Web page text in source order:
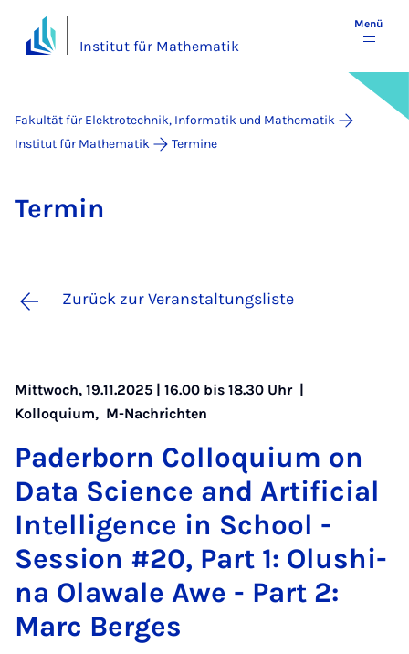
Institut für Mathematik
Menü
Fakultät für Elektrotechnik, Informatik und Mathematik
Institut für Mathematik
Termine
Ter­min
Zurück zur Veranstaltungsliste
Mittwoch, 19.11.2025 | 16.00 bis 18.30 Uhr |
Kolloquium, M-Nachrichten
Pa­der­born Col­lo­qui­um on
Da­ta Sci­ence and Ar­ti­fi­ci­al
In­tel­li­gence in School -
Ses­si­on #20, Part 1: Olus­hi­
na Ola­wa­le Awe - Part 2:
Ma­rc Ber­ges